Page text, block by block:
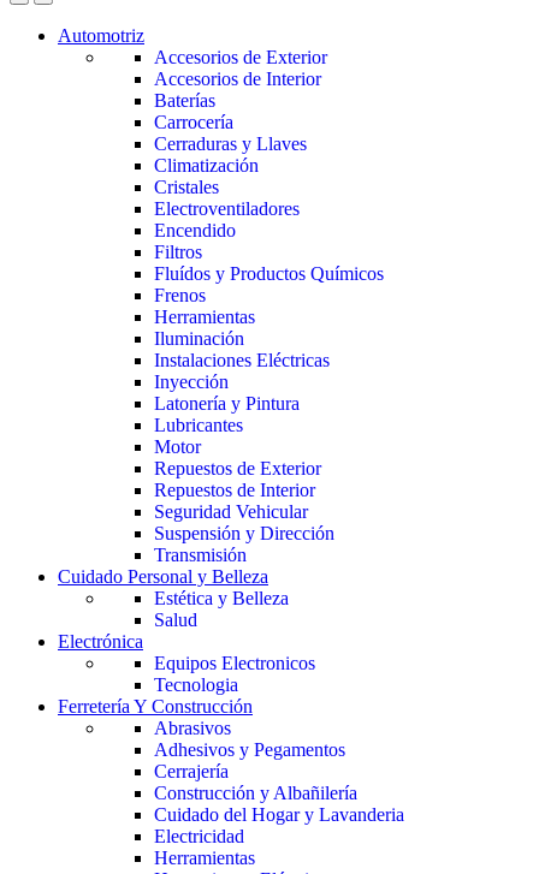
Automotriz
Accesorios de Exterior
Accesorios de Interior
Baterías
Carrocería
Cerraduras y Llaves
Climatización
Cristales
Electroventiladores
Encendido
Filtros
Fluídos y Productos Químicos
Frenos
Herramientas
Iluminación
Instalaciones Eléctricas
Inyección
Latonería y Pintura
Lubricantes
Motor
Repuestos de Exterior
Repuestos de Interior
Seguridad Vehicular
Suspensión y Dirección
Transmisión
Cuidado Personal y Belleza
Estética y Belleza
Salud
Electrónica
Equipos Electronicos
Tecnologia
Ferretería Y Construcción
Abrasivos
Adhesivos y Pegamentos
Cerrajería
Construcción y Albañilería
Cuidado del Hogar y Lavanderia
Electricidad
Herramientas